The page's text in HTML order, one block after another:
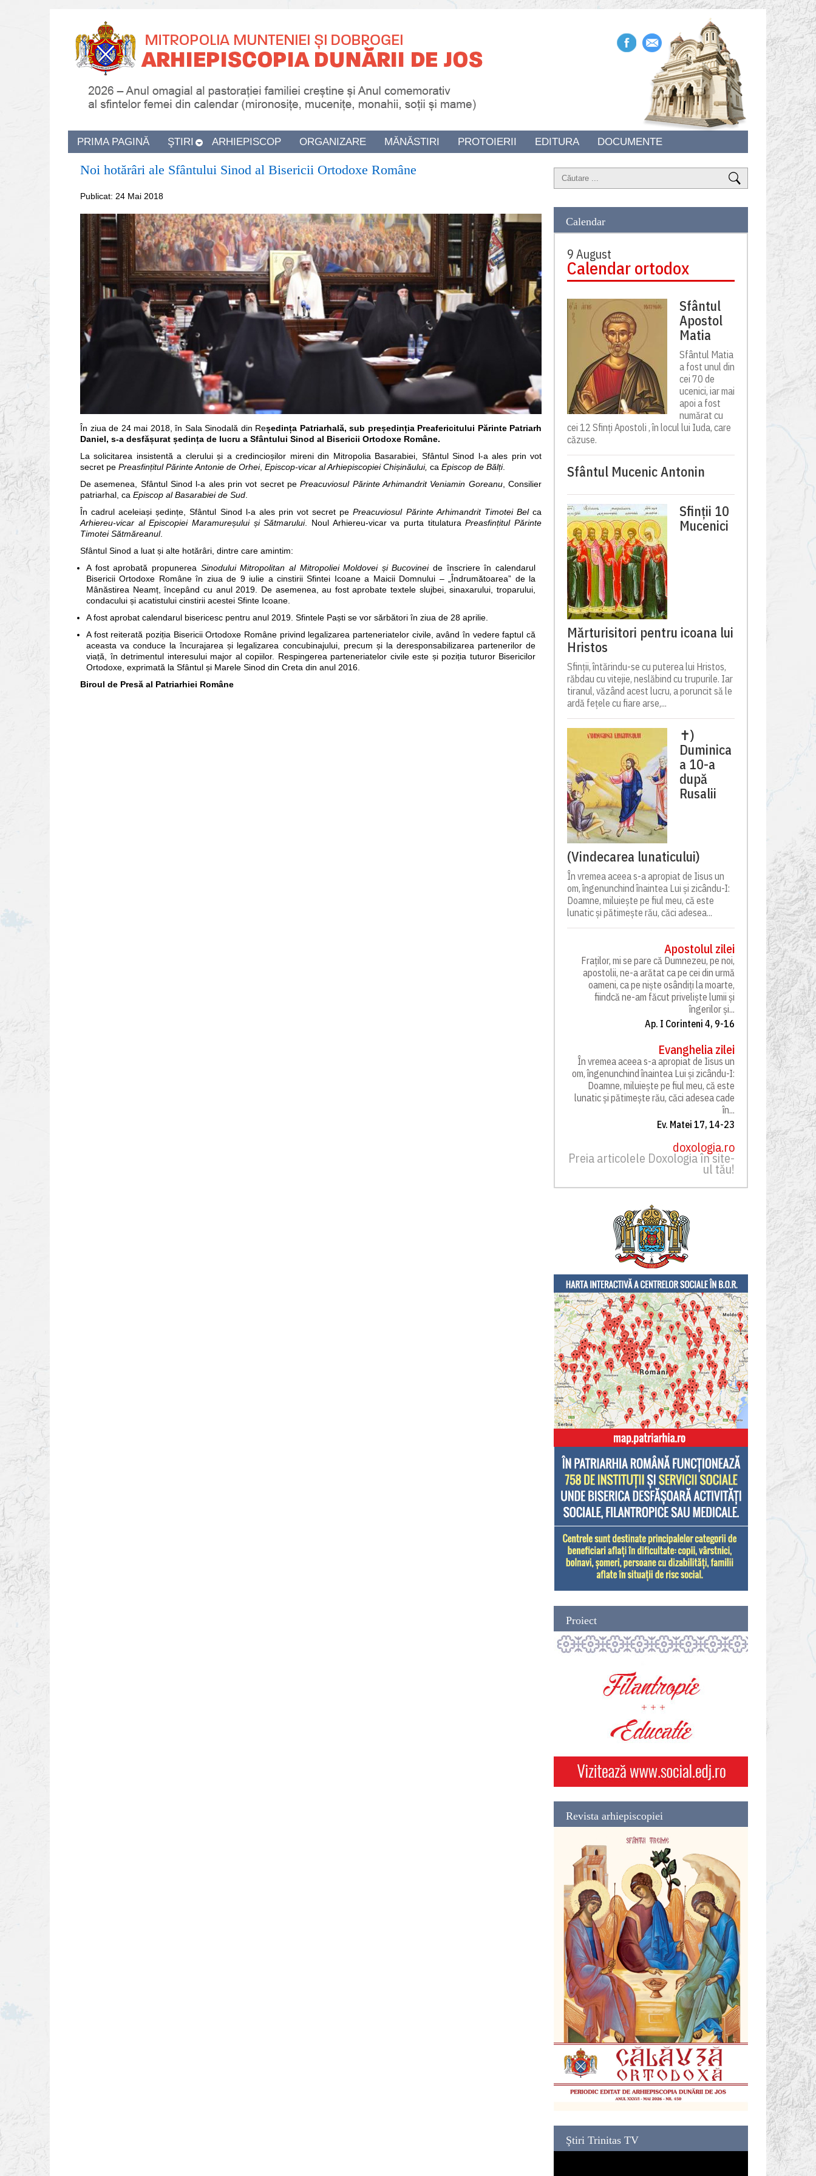
PRIMA PAGINĂ ŞTIRI ARHIEPISCOP ORGANIZARE MĂNĂSTIRI PROTOIERII EDITURA DOCUMENTE
Noi hotărâri ale Sfântului Sinod al Bisericii Ortodoxe Române
Publicat: 24 Mai 2018
În ziua de 24 mai 2018, în Sala Sinodală din Reședința Patriarhală, sub președinția Preafericitului Părinte Patriarh
Daniel, s-a desfășurat ședința de lucru a Sfântului Sinod al Bisericii Ortodoxe Române.
La solicitarea insistentă a clerului și a credincioșilor mireni din Mitropolia Basarabiei, Sfântul Sinod l-a ales prin vot
secret pe Preasfințitul Părinte Antonie de Orhei, Episcop-vicar al Arhiepiscopiei Chișinăului, ca Episcop de Bălți.
De asemenea, Sfântul Sinod l-a ales prin vot secret pePreacuviosul Părinte Arhimandrit Veniamin Goreanu, Consilier
patriarhal, ca Episcop al Basarabiei de Sud.
În cadrul aceleiași ședințe, Sfântul Sinod l-a ales prin vot secret pePreacuviosul Părinte Arhimandrit Timotei Belca
Arhiereu-vicar al Episcopiei Maramureșului și Sătmarului. Noul Arhiereu-vicar va purta titulaturaPreasfințitul Părinte
Timotei Sătmăreanul.
Sfântul Sinod a luat și alte hotărâri, dintre care amintim:
A fost aprobată propunerea Sinodului Mitropolitan al Mitropoliei Moldovei și Bucovineide înscriere în calendarul
Bisericii Ortodoxe Române în ziua de 9 iulie a cinstirii Sfintei Icoane a Maicii Domnului – „Îndrumătoarea” de la
Mânăstirea Neamț, începând cu anul 2019. De asemenea, au fost aprobate textele slujbei, sinaxarului, troparului,
condacului și acatistului cinstirii acestei Sfinte Icoane.
A fost aprobat calendarul bisericesc pentru anul 2019. Sfintele Paști se vor sărbători în ziua de 28 aprilie.
A fost reiterată poziția Bisericii Ortodoxe Române privind legalizarea parteneriatelor civile, având în vedere faptul că
aceasta va conduce la încurajarea și legalizarea concubinajului, precum și la deresponsabilizarea partenerilor de
viață, în detrimentul interesului major al copiilor. Respingerea parteneriatelor civile este și poziția tuturor Bisericilor
Ortodoxe, exprimată la Sfântul și Marele Sinod din Creta din anul 2016.
Biroul de Presă al Patriarhiei Române
Calendar
9 August
Calendar ortodox
Sfântul
Apostol
Matia
Sfântul Matia
a fost unul din
cei 70 de
ucenici, iar mai
apoi a fost
numărat cu
cei 12 Sfinți Apostoli , în locul lui Iuda, care
căzuse.
Sfântul Mucenic Antonin
Sfinții 10
Mucenici
Mărturisitori pentru icoana lui
Hristos
Sfinții, întărindu-se cu puterea lui Hristos,
răbdau cu vitejie, neslăbind cu trupurile. Iar
tiranul, văzând acest lucru, a poruncit să le
ardă fețele cu fiare arse,...
✝)
Duminica
a 10-a
după
Rusalii
(Vindecarea lunaticului)
În vremea aceea s-a apropiat de Iisus un
om, îngenunchind înaintea Lui și zicându-I:
Doamne, miluiește pe fiul meu, că este
lunatic și pătimește rău, căci adesea...
Apostolul zilei
Fraților, mi se pare că Dumnezeu, pe noi,
apostolii, ne-a arătat ca pe cei din urmă
oameni, ca pe niște osândiți la moarte,
fiindcă ne-am făcut priveliște lumii și
îngerilor și...
Ap. I Corinteni 4, 9-16
Evanghelia zilei
În vremea aceea s-a apropiat de Iisus un
om, îngenunchind înaintea Lui și zicându-I:
Doamne, miluiește pe fiul meu, că este
lunatic și pătimește rău, căci adesea cade
în...
Ev. Matei 17, 14-23
doxologia.ro
Preia articolele Doxologia în site-
ul tău!
Proiect
Revista arhiepiscopiei
Ştiri Trinitas TV